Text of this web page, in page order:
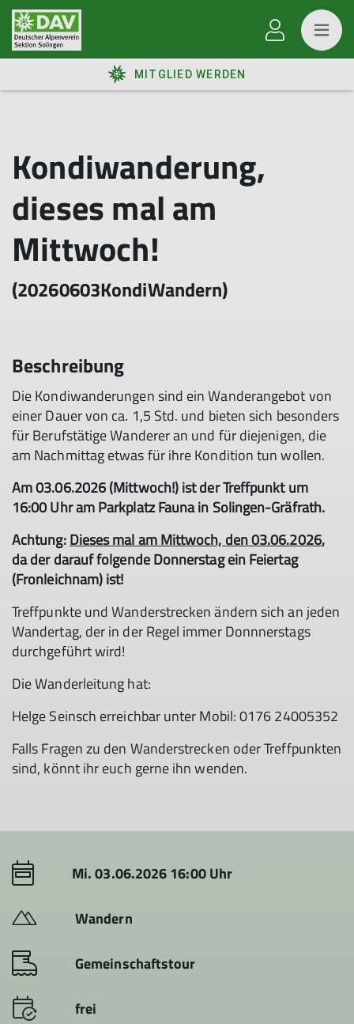
MITGLIED WERDEN
Kondiwanderung,
dieses mal am
Mittwoch!
(20260603KondiWandern)
Beschreibung
Die Kondiwanderungen sind ein Wanderangebot von
einer Dauer von ca. 1,5 Std. und bieten sich besonders
für Berufstätige Wanderer an und für diejenigen, die
am Nachmittag etwas für ihre Kondition tun wollen.
Am 03.06.2026 (Mittwoch!) ist der Treffpunkt um
16:00 Uhr am Parkplatz Fauna in Solingen-Gräfrath.
Achtung:Dieses mal am Mittwoch, den 03.06.2026,
da der darauf folgende Donnerstag ein Feiertag
(Fronleichnam) ist!
Treffpunkte und Wanderstrecken ändern sich an jeden
Wandertag, der in der Regel immer Donnnerstags
durchgeführt wird!
Die Wanderleitung hat:
Helge Seinsch erreichbar unter Mobil: 0176 24005352
Falls Fragen zu den Wanderstrecken oder Treffpunkten
sind, könnt ihr euch gerne ihn wenden.
Mi. 03.06.2026 16:00 Uhr
Wandern
Gemeinschaftstour
frei